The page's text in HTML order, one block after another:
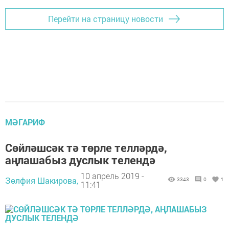
Перейти на страницу новости
МӘГАРИФ
Сөйләшсәк тә төрле телләрдә,
аңлашабыз дуслык телендә
Зөлфия Шакирова, 10 апрель 2019 -
11:41
3343 0 1